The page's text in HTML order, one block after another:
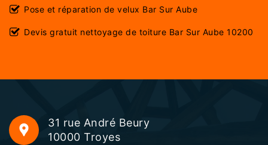
Pose et réparation de velux Bar Sur Aube
Devis gratuit nettoyage de toiture Bar Sur Aube 10200
31 rue André Beury
10000 Troyes